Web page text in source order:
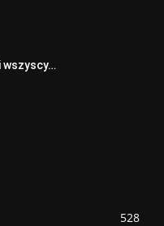
wszyscy…
528